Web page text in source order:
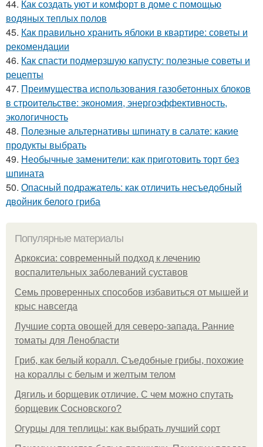
44. Как создать уют и комфорт в доме с помощью
водяных теплых полов
45. Как правильно хранить яблоки в квартире: советы и
рекомендации
46. Как спасти подмерзшую капусту: полезные советы и
рецепты
47. Преимущества использования газобетонных блоков
в строительстве: экономия, энергоэффективность,
экологичность
48. Полезные альтернативы шпинату в салате: какие
продукты выбрать
49. Необычные заменители: как приготовить торт без
шпината
50. Опасный подражатель: как отличить несъедобный
двойник белого гриба
Популярные материалы
Аркоксиа: современный подход к лечению
воспалительных заболеваний суставов
Семь проверенных способов избавиться от мышей и
крыс навсегда
Лучшие сорта овощей для северо-запада. Ранние
томаты для Ленобласти
Гриб, как белый коралл. Съедобные грибы, похожие
на кораллы с белым и желтым телом
Дягиль и борщевик отличие. С чем можно спутать
борщевик Сосновского?
Огурцы для теплицы: как выбрать лучший сорт